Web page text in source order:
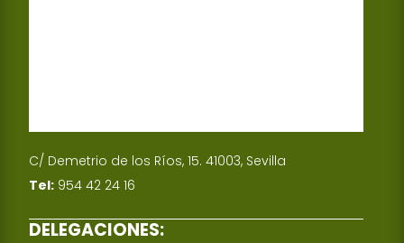
C/ Demetrio de los Ríos, 15. 41003, Sevilla
Tel: 954 42 24 16
DELEGACIONES: